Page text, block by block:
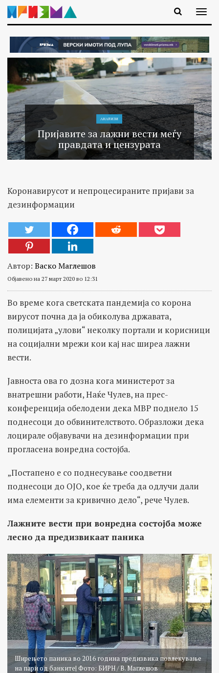
АНАЛИЗИ
Пријавите за лажни вести меѓу
правдата и цензурата
Коронавирусот и непроцесираните пријави за
дезинформации
Автор: Васко Маглешов
Објавено на 27 март 2020 во 12:31
Во време кога светската пандемија со корона
вирусот почна да ја обиколува државата,
полицијата „улови“ неколку портали и корисници
на социјални мрежи кои кај нас ширеа лажни
вести.
Јавноста ова го дозна кога министерот за
внатрешни работи, Наќе Чулев, на прес-
конференција обелодени дека МВР поднело 15
поднесоци до обвинителството. Образложи дека
лоцирале објавувачи на дезинформации при
прогласена вонредна состојба.
„Постапено е со поднесување соодветни
поднесоци до ОЈО, кое ќе треба да одлучи дали
има елементи за кривично дело“, рече Чулев.
Лажните вести при вонредна состојба може
лесно да предизвикаат паника
Ширењето паника во 2016 година предизвика повлекување
на пари од банките| Фото: БИРН / В. Маглешов